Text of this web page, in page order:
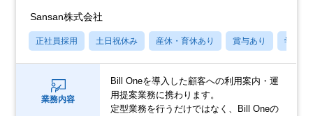
Sansan株式会社
正社員採用 土日祝休み 産休・育休あり 賞与あり 学歴不
業務内容
Bill Oneを導入した顧客への利用案内・運
用提案業務に携わります。
定型業務を行うだけではなく、Bill Oneの